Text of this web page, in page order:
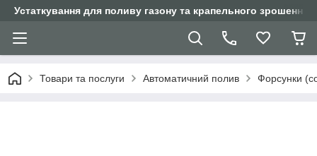
Устаткування для поливу газону та крапельного зрошення
Товари та послуги Автоматичний полив Форсунки